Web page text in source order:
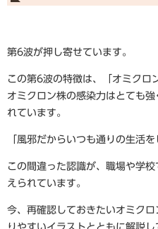
第6波が押し寄せています。
この第6波の特徴は、「オミクロ
オミクロン株の感染力はとても
れています。
「風邪だからいつも通りの生活
この間違った認識が、職場や学
えられています。
今、再確認しておきたいオミク
りやすいイラストとともに解説し